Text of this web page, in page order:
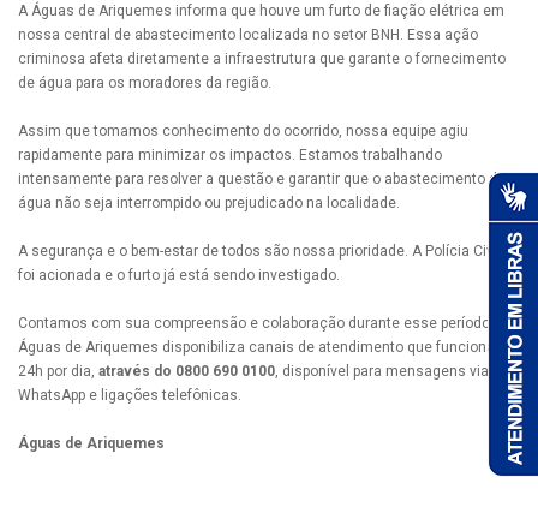
A Águas de Ariquemes informa que houve um furto de fiação elétrica em
nossa central de abastecimento localizada no setor BNH. Essa ação
criminosa afeta diretamente a infraestrutura que garante o fornecimento
de água para os moradores da região.
Assim que tomamos conhecimento do ocorrido, nossa equipe agiu
rapidamente para minimizar os impactos. Estamos trabalhando
intensamente para resolver a questão e garantir que o abastecimento de
água não seja interrompido ou prejudicado na localidade.
A segurança e o bem-estar de todos são nossa prioridade. A Polícia Civil
foi acionada e o furto já está sendo investigado.
Contamos com sua compreensão e colaboração durante esse período. A
Águas de Ariquemes disponibiliza canais de atendimento que funcionam
24h por dia, através do 0800 690 0100, disponível para mensagens via
WhatsApp e ligações telefônicas.
Águas de Ariquemes